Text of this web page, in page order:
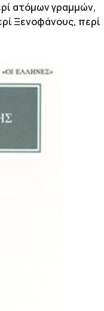
ατόμων γραμμών,
Ξενοφάνους, περί